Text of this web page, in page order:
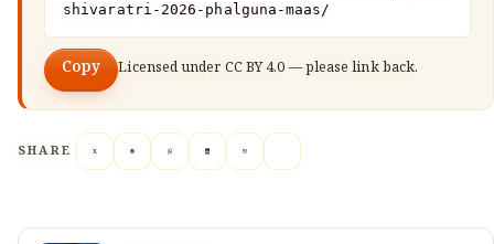
shivaratri-2026-phalguna-maas/
Copy Licensed under CC BY 4.0 — please link back.
SHARE